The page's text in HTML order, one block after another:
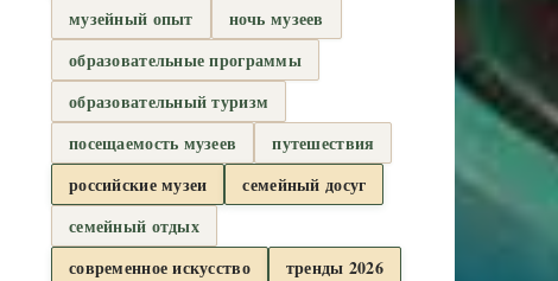
музейный опыт
ночь музеев
образовательные программы
образовательный туризм
посещаемость музеев
путешествия
российские музеи
семейный досуг
семейный отдых
современное искусство
тренды 2026